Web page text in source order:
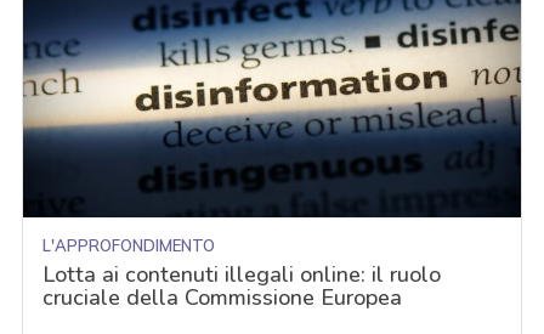
L'APPROFONDIMENTO
Lotta ai contenuti illegali online: il ruolo
cruciale della Commissione Europea